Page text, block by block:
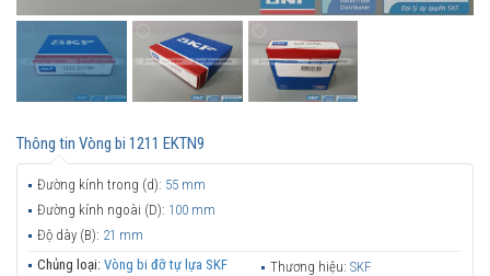
Thông tin Vòng bi 1211 EKTN9
Đường kính trong (d): 55 mm
Đường kính ngoài (D): 100 mm
Độ dày (B): 21 mm
Chủng loại: Vòng bi đỡ tự lựa SKF Thương hiệu: SKF